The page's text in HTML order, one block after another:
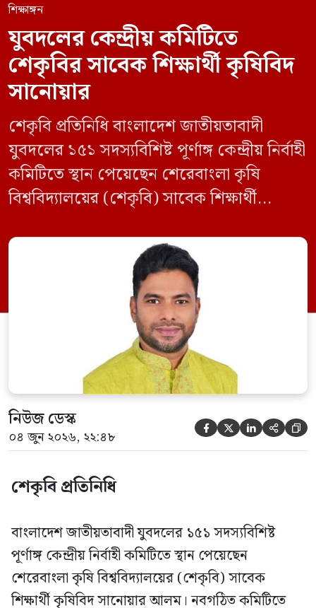
শিক্ষাঙ্গন
যুবদলের কেন্দ্রীয় কমিটিতে
শেকৃবির সাবেক শিক্ষার্থী কৃষিবিদ
সানোয়ার
শেকৃবি প্রতিনিধি বাংলাদেশ জাতীয়তাবাদী
যুবদলের ১৫১ সদস্যবিশিষ্ট পূর্ণাঙ্গ কেন্দ্রীয় নির্বাহী
কমিটিতে স্থান পেয়েছেন শেরেবাংলা কৃষি
বিশ্ববিদ্যালয়ের (শেকৃবি) সাবেক শিক্ষার্থী
তাকে কেন্দ্রীয় কৃষি বিষয়ক সম্পাদক হিসেবে
দায়িত্ব দেওয়া হয়েছে। বৃহস্পতিবার বিএনপির
সিনিয়র যুগ্ম মহাসচিব রুহুল কবির রিজভী
স্বাক্ষরিত এক বিজ্ঞপ্তিতে নতুন কমিটির
অনুমোদনের বিষয়টি জানানো হয়। কমিটিতে
আব্দুল মোনায়েম মুন্নাকে সভাপতি […]
নিউজ ডেস্ক
০৪ জুন ২০২৬, ২২:৪৮     
শেকৃবি প্রতিনিধি
বাংলাদেশ জাতীয়তাবাদী যুবদলের ১৫১ সদস্যবিশিষ্ট
পূর্ণাঙ্গ কেন্দ্রীয় নির্বাহী কমিটিতে স্থান পেয়েছেন
শেরেবাংলা কৃষি বিশ্ববিদ্যালয়ের (শেকৃবি) সাবেক
শিক্ষার্থী কৃষিবিদ সানোয়ার আলম। নবগঠিত কমিটিতে